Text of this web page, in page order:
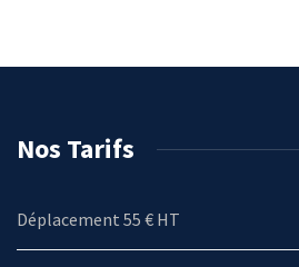
Nos Tarifs
Déplacement 55 € HT